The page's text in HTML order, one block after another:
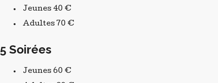
[/siteorigin_widget]
[/siteorigin_widget]
[/siteorigin_widget]